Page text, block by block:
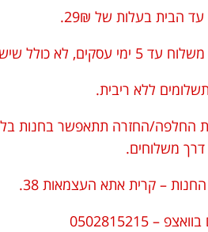
החלפה/החזרה תתאפשר בחנות
משלוחים.
– קרית אתא העצמאות 38.
– 0502815215